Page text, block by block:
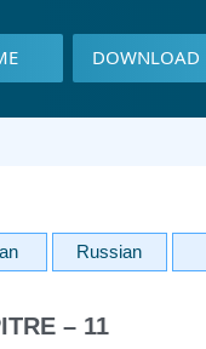
DOWNLOAD
Russian
– 11